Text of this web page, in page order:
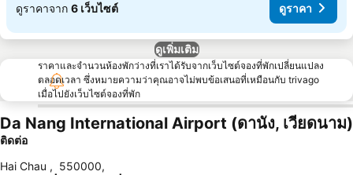
ดูราคาจาก 6 เว็บไซต์ ดูราคา
ดูเพิ่มเติม
ราคาและจำนวนห้องพักว่างที่เราได้รับจากเว็บไซต์จองที่พักเปลี่ยนแปลง
ตลอดเวลา ซึ่งหมายความว่าคุณอาจไม่พบข้อเสนอที่เหมือนกับ trivago
เมื่อไปยังเว็บไซต์จองที่พัก
Da Nang International Airport (ดานัง, เวียดนาม)
ติดต่อ
Hai Chau , 550000,